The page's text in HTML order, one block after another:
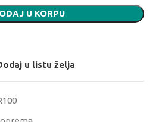
U KORPU
u listu želja